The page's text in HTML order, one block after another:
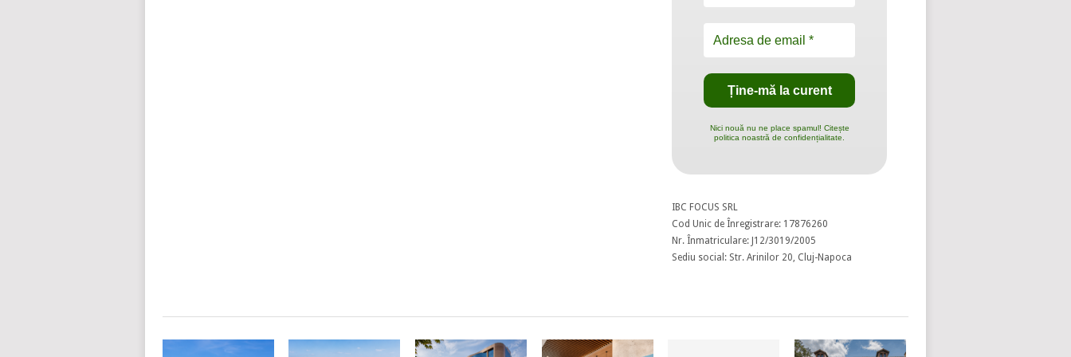
Nici nouă nu ne place spamul! Citește
politica noastră de confidențialitate.
IBC FOCUS SRL
Cod Unic de Înregistrare: 17876260
Nr. Înmatriculare: J12/3019/2005
Sediu social: Str. Arinilor 20, Cluj-Napoca